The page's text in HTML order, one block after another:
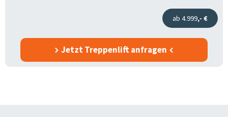
ab 4.999,- €
Jetzt Treppenlift anfragen